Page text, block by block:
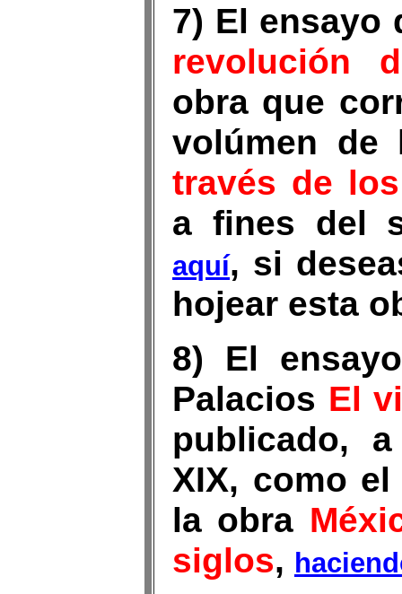
7) El ensayo
revolución
obra que
volúmen
través de
a fines del
aquí, si
hojear esta
8) El
Palacios El
publicado,
XIX, como
la obra
siglos,